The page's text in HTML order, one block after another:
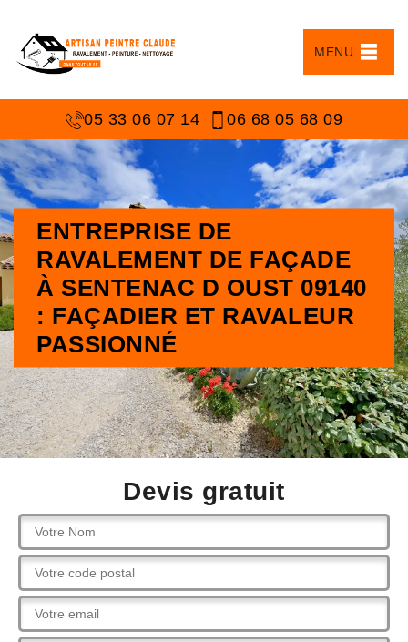
MENU
05 33 06 07 14 06 68 05 68 09
ENTREPRISE DE
RAVALEMENT DE FAÇADE
À SENTENAC D OUST 09140
: FAÇADIER ET RAVALEUR
PASSIONNÉ
Devis gratuit